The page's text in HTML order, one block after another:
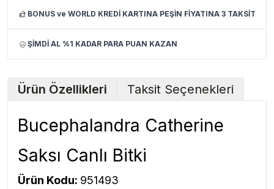
BONUS ve WORLD KREDİ KARTINA PEŞİN FİYATINA 3 TAKSİT
ŞİMDİ AL %1 KADAR PARA PUAN KAZAN
Ürün Özellikleri Taksit Seçenekleri
Bucephalandra Catherine
Saksı Canlı Bitki
Ürün Kodu: 951493